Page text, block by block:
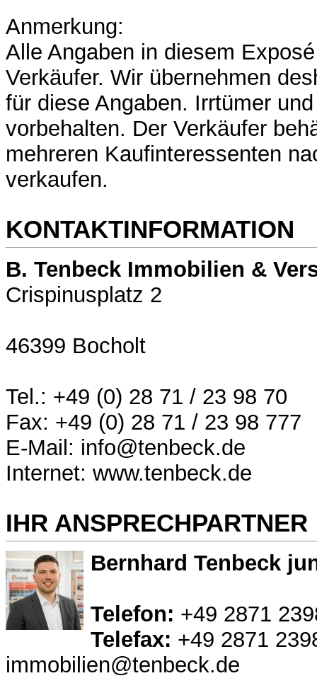
Anmerkung:
Alle Angaben in diesem
Verkäufer. Wir übernehmen
für diese Angaben. Irrtümer
vorbehalten. Der Verkäufer
mehreren Kaufinteressenten
verkaufen.
KONTAKTINFORMATION
B. Tenbeck Immobilien &
Crispinusplatz 2
46399 Bocholt
Tel.: +49 (0) 28 71 / 23 98 70
Fax: +49 (0) 28 71 / 23 98 777
E-Mail: info@tenbeck.de
Internet: www.tenbeck.de
IHR ANSPRECHPARTNER
Bernhard Tenbeck
Telefon: +49 2871
Telefax: +49 2871
immobilien@tenbeck.de